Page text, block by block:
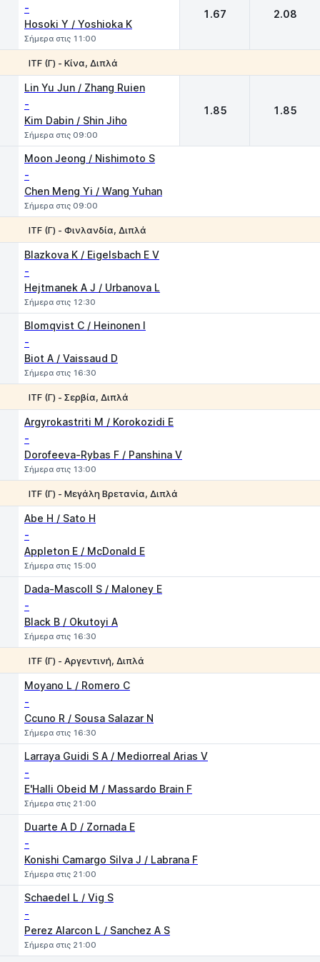
-
Hosoki Y / Yoshioka K
Σήμερα στις 11:00
1.67 2.08
ITF (Γ) - Κίνα, Διπλά
Lin Yu Jun / Zhang Ruien
-
Kim Dabin / Shin Jiho
Σήμερα στις 09:00
1.85 1.85
Moon Jeong / Nishimoto S
-
Chen Meng Yi / Wang Yuhan
Σήμερα στις 09:00
ITF (Γ) - Φινλανδία, Διπλά
Blazkova K / Eigelsbach E V
-
Hejtmanek A J / Urbanova L
Σήμερα στις 12:30
Blomqvist C / Heinonen I
-
Biot A / Vaissaud D
Σήμερα στις 16:30
ITF (Γ) - Σερβία, Διπλά
Argyrokastriti M / Korokozidi E
-
Dorofeeva-Rybas F / Panshina V
Σήμερα στις 13:00
ΙTF (Γ) - Μεγάλη Βρετανία, Διπλά
Abe H / Sato H
-
Appleton E / McDonald E
Σήμερα στις 15:00
Dada-Mascoll S / Maloney E
-
Black B / Okutoyi A
Σήμερα στις 16:30
ITF (Γ) - Αργεντινή, Διπλά
Moyano L / Romero C
-
Ccuno R / Sousa Salazar N
Σήμερα στις 16:30
Larraya Guidi S A / Mediorreal Arias V
-
E'Halli Obeid M / Massardo Brain F
Σήμερα στις 21:00
Duarte A D / Zornada E
-
Konishi Camargo Silva J / Labrana F
Σήμερα στις 21:00
Schaedel L / Vig S
-
Perez Alarcon L / Sanchez A S
Σήμερα στις 21:00